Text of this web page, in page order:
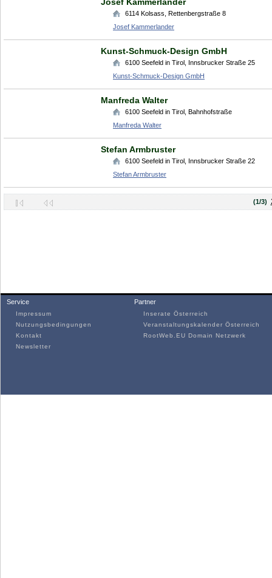
6114 Kolsass Rettenbergstraße 8
Josef Kammerlander
Kunst-Schmuck-Design GmbH
6100 Seefeld in Tirol Innsbrucker Straße 25
Kunst-Schmuck-Design GmbH
Manfreda Walter
6100 Seefeld in Tirol Bahnhofstraße
Manfreda Walter
Stefan Armbruster
6100 Seefeld in Tirol Innsbrucker Straße 22
Stefan Armbruster
(1/3)
Service
Impressum
Nutzungsbedingungen
Kontakt
Newsletter
Partner
Inserate Österreich
Veranstaltungskalender Österreich
RootWeb.EU Domain Netzwerk